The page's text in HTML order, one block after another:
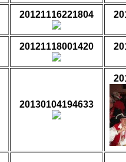
20121116221804
20121118001420
20130104194633